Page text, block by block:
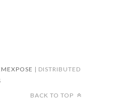
| DISTRIBUTED
BACK TO TOP